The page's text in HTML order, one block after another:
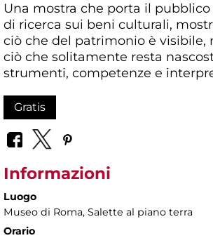
Una mostra che porta il
di ricerca sui beni culturali,
ciò che del patrimonio è visibile,
ciò che solitamente resta
strumenti, competenze e
Gratis
Informazioni
Luogo
Museo di Roma, Salette al piano terra
Orario